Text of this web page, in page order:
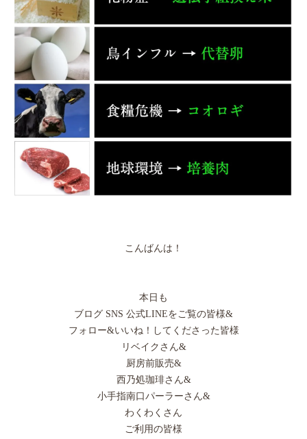
こんばんは！
本日も
ブログ SNS 公式LINEをご覧の皆様&
フォロー&いいね！してくださった皆様
リベイクさん&
厨房前販売&
西乃処珈琲さん&
小手指南口パーラーさん&
わくわくさん
ご利用の皆様